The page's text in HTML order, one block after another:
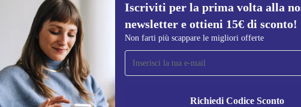
949,52 €
Iscriviti per la prima volta alla
newsletter e ottieni 15€ di sconto!
Non farti più scappare le migliori offerte
Richiedi Codice Sconto
Iscriviti per la prima volta alla nostra
newsletter e ottieni 15€ di sconto!
Non farti più scappare le migliori offerte.
Per